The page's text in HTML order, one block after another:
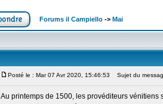
Forums il Campiello -> Mai
Posté le : Mar 07 Avr 2020, 15:46:53 Sujet du
Au printemps de 1500, les provéditeurs